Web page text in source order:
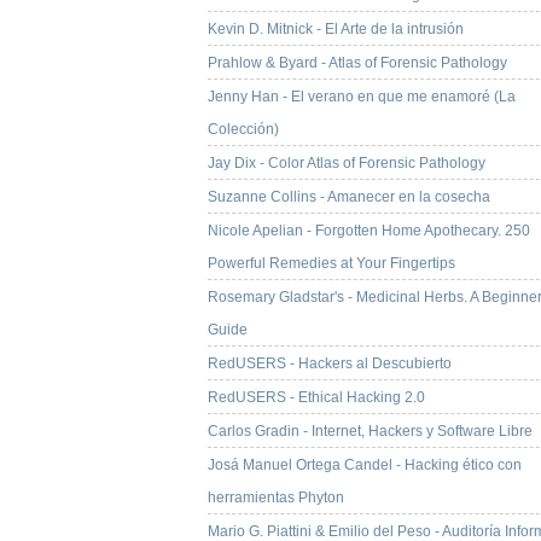
Kevin D. Mitnick - El Arte de la intrusión
Prahlow & Byard - Atlas of Forensic Pathology
Jenny Han - El verano en que me enamoré (La
Colección)
Jay Dix - Color Atlas of Forensic Pathology
Suzanne Collins - Amanecer en la cosecha
Nicole Apelian - Forgotten Home Apothecary. 250
Powerful Remedies at Your Fingertips
Rosemary Gladstar's - Medicinal Herbs. A
Guide
RedUSERS - Hackers al Descubierto
RedUSERS - Ethical Hacking 2.0
Carlos Gradin - Internet, Hackers y Software Libre
Josá Manuel Ortega Candel - Hacking ético con
herramientas Phyton
Mario G. Piattini & Emilio del Peso - Auditoría